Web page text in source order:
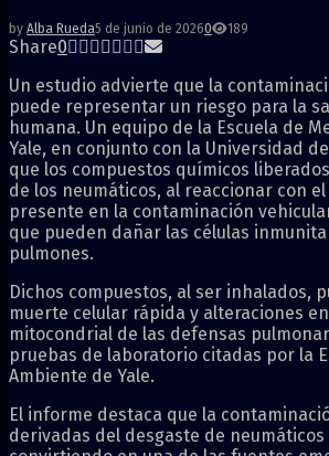
by Alba Rueda5 de junio de 20260 189
Share0
Un estudio advierte que la
puede representar un riesgo para la
humana. Un equipo de la Escuela de
Yale, en conjunto con la Universidad
que los compuestos químicos
de los neumáticos, al reaccionar con
presente en la contaminación
que pueden dañar las células
pulmones.
Dichos compuestos, al ser inhalados,
muerte celular rápida y alteraciones
mitocondrial de las defensas
pruebas de laboratorio citadas por la
Ambiente de Yale.
El informe destaca que la
derivadas del desgaste de neumáticos